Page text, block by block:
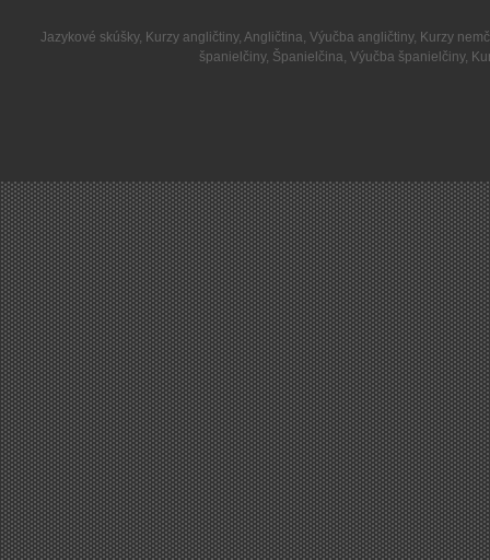
Jazykové skúšky, Kurzy angličtiny, Angličtina, Výučba angličtiny, Kurzy
španielčiny, Španielčina, Výučba španielčiny,